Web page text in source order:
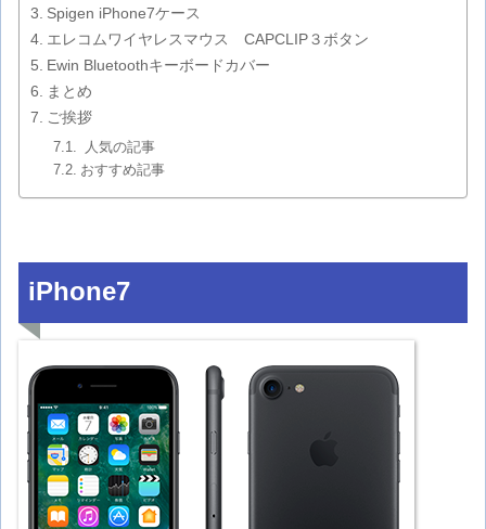
Spigen iPhone7ケース
エレコムワイヤレスマウス CAPCLIP３ボタン
Ewin Bluetoothキーボードカバー
まとめ
ご挨拶
人気の記事
おすすめ記事
iPhone7